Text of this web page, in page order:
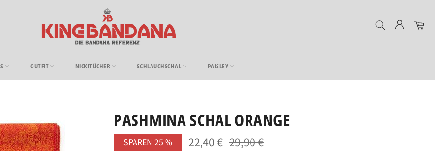
SUCHEN
OUTFIT NICKITÜCHER SCHLAUCHSCHAL PAISLEY
PASHMINA SCHAL ORANGE
SPAREN 25 % 22,40 € Normaler
Preis
29,90 €